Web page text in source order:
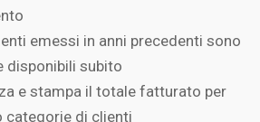
emessi in anni precedenti sono
disponibili subito
e stampa il totale fatturato per
categorie di clienti